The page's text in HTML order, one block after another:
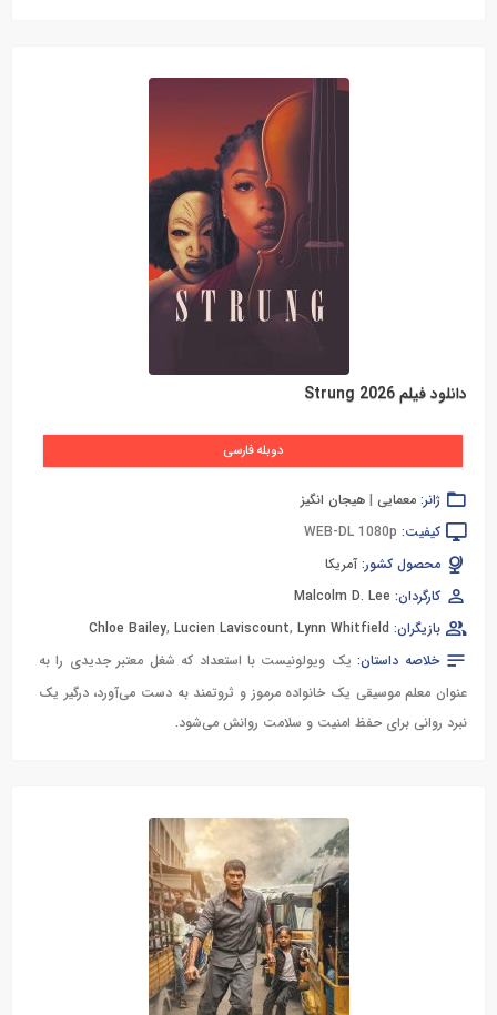
دانلود فیلم Strung 2026
دوبله فارسی
ژانر: معمایی | هیجان انگیز
کیفیت: WEB-DL 1080p
محصول کشور: آمریکا
کارگردان: Malcolm D. Lee
بازیگران:
Chloe Bailey, Lucien Laviscount, Lynn Whitfield
خلاصه داستان: یک ویولونیست با استعداد که شغل معتبر جدیدی را به
عنوان معلم موسیقی یک خانواده مرموز و ثروتمند به دست می‌آورد، درگیر یک
نبرد روانی برای حفظ امنیت و سلامت روانش می‌شود.